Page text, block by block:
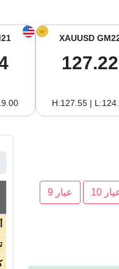
XAUUSD
127.22
H:127.55 |
10 عيار 9